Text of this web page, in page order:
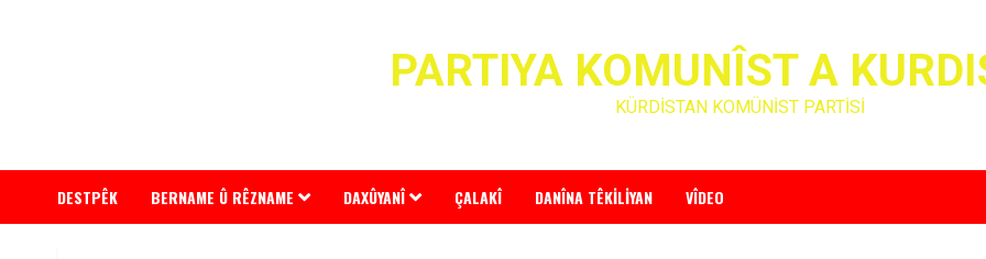
PARTIYA KOMUNÎST A
KÜRDİSTAN KOMÜNİST PARTİSİ
DESTPÊK BERNAME Û RÊZNAME DAXÛYANÎ ÇALAKÎ DANÎNA TÊKILIYAN VÎDEO